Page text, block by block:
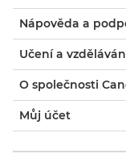
Nápověda a
Učení a
O společnosti
Můj účet